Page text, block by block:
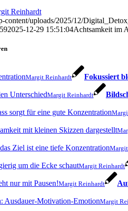
Reinhardt
content/uploads/2025/12/
2025-12-29 15:51:04Achtsamkeit im
Margit Reinhardt Fokussiert
Margit Reinhardt
Margit Reinhardt
Margit Reinhardt
Margit